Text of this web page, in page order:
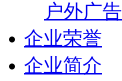
户外广告
企业荣誉
企业简介